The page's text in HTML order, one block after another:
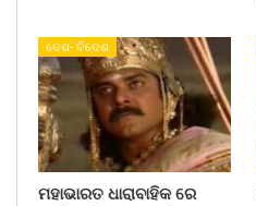
ଦେଶ- ବିଦେଶ
ମହାଭାରତ ଧାରାବାହିକ ରେ